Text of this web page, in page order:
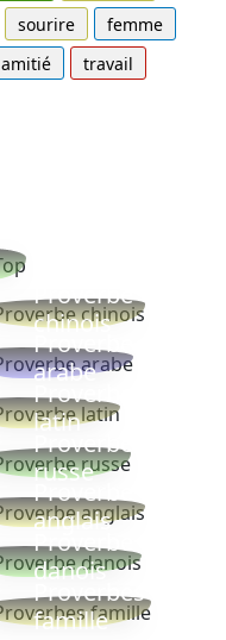
sourire
femme
amitié
travail
Proverbe
chinois
Proverbe
arabe
Proverbe
latin
Proverbe
russe
Proverbe
anglais
Proverbe
danois
Proverbes
famille